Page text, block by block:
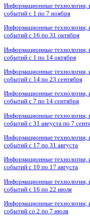
Информационные технологии,
событий с 1 по 7 ноября
Информационные технологии,
событий с 16 по 31 октября
Информационные технологии,
событий с 1 по 14 октября
Информационные технологии,
событий с 14 по 23 сентября
Информационные технологии,
событий с 7 по 14 сентября
Информационные технологии,
событий с 31 августа по 7
Информационные технологии,
событий с 17 по 31 августа
Информационные технологии,
событий с 10 по 17 августа
Информационные технологии,
событий с 16 по 22 июля
Информационные технологии,
событий со 2 по 7 июля